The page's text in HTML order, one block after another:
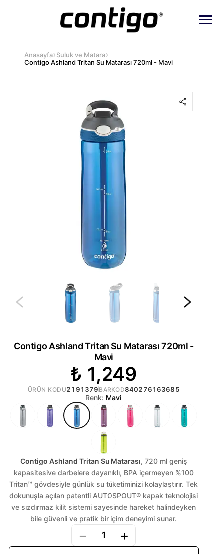
Anasayfa›Suluk ve Matara›
Contigo Ashland Tritan Su Matarası 720ml - Mavi
Contigo Ashland Tritan Su Matarası 720ml -
Mavi
₺ 1,249
ÜRÜN KODU2191379 BARKOD840276163685
Renk: Mavi
Contigo Ashland Tritan Su Matarası, 720 ml geniş
kapasitesive darbelere dayanıklı, BPA içermeyen %100
Tritan™ gövdesiyle günlük su tüketiminizi kolaylaştırır. Tek
dokunuşla açılan patentli AUTOSPOUT® kapak teknolojisi
ve sızdırmaz kilit sistemi sayesinde hareket halindeyken
bile güvenli ve pratik bir içim deneyimi sunar.
− 1 +